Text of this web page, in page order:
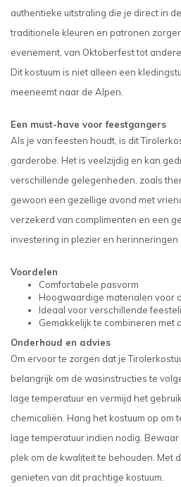
authentieke uitstraling die je direct in
traditionele kleuren en patronen
evenement, van Oktoberfest tot
Dit kostuum is niet alleen een
meeneemt naar de Alpen.
Een must-have voor feestgangers
Als je van feesten houdt, is dit
garderobe. Het is veelzijdig en kan
verschillende gelegenheden, zoals
gewoon een gezellige avond met
verzekerd van complimenten en een
investering in plezier en herinneringen
Voordelen
Comfortabele pasvorm
Hoogwaardige materialen voor
Ideaal voor verschillende
Gemakkelijk te combineren met
Onderhoud en advies
Om ervoor te zorgen dat je
belangrijk om de wasinstructies te
lage temperatuur en vermijd het
chemicaliën. Hang het kostuum op om
lage temperatuur indien nodig.
plek om de kwaliteit te behouden. Met
genieten van dit prachtige kostuum.